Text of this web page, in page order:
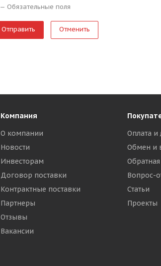
—Обязательные поля
Отменить
Компания
О компании
Новости
Инвесторам
Договор поставки
Контрактные поставки
Партнеры
Отзывы
Вакансии
Оплата и
Обмен и
Обратная
Вопрос-
Статьи
Проекты